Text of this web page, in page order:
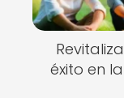
éxito en